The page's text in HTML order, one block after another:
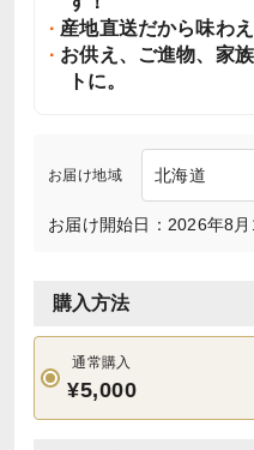
産地直送だから味わ
お供え、ご進物、家
トに。
お届け地域
お届け開始日：2026年8月
購入方法
通常購入
¥5,000